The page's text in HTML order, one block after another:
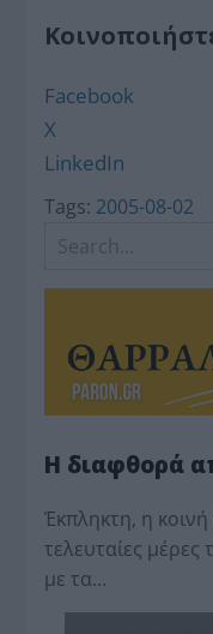
Facebook
X
LinkedIn
Tags: 2005-08-02
Η διαφθορά
Έκπληκτη, η
τελευταίες
με τα…